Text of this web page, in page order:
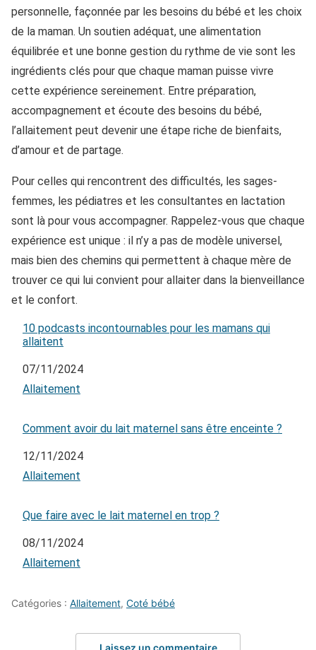
personnelle, façonnée par les besoins du bébé et les choix
de la maman. Un soutien adéquat, une alimentation
équilibrée et une bonne gestion du rythme de vie sont les
ingrédients clés pour que chaque maman puisse vivre
cette expérience sereinement. Entre préparation,
accompagnement et écoute des besoins du bébé,
l’allaitement peut devenir une étape riche de bienfaits,
d’amour et de partage.
Pour celles qui rencontrent des difficultés, les sages-
femmes, les pédiatres et les consultantes en lactation
sont là pour vous accompagner. Rappelez-vous que chaque
expérience est unique : il n’y a pas de modèle universel,
mais bien des chemins qui permettent à chaque mère de
trouver ce qui lui convient pour allaiter dans la bienveillance
et le confort.
10 podcasts incontournables pour les mamans qui
allaitent
Date
07/11/2024
Par rapport à
Allaitement
Comment avoir du lait maternel sans être enceinte ?
Date
12/11/2024
Par rapport à
Allaitement
Que faire avec le lait maternel en trop ?
Date
08/11/2024
Par rapport à
Allaitement
Catégories : Allaitement, Coté bébé
Laissez un commentaire